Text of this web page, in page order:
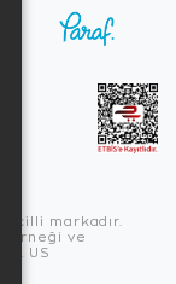
markadır.
ve
US